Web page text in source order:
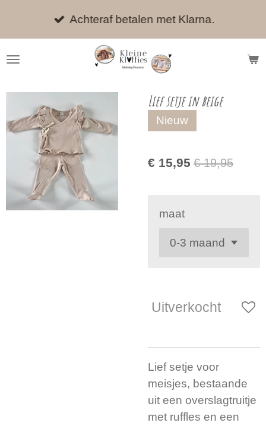
de
Achteraf betalen met Klarna.
Lief setje in beige
Nieuw
€ 15,95 € 19,95
maat
Uitverkocht
Lief setje voor
meisjes, bestaande
uit een overslagtruitje
met ruffles en een